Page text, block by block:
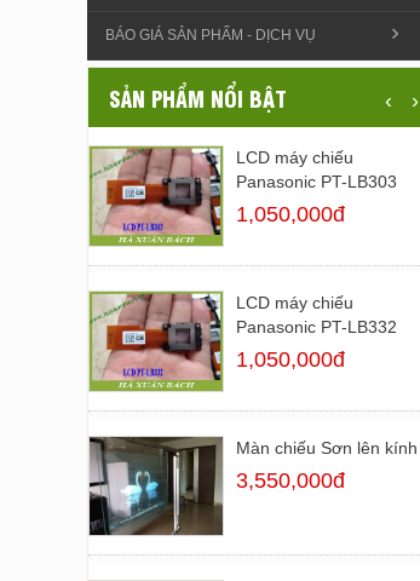
BÁO GIÁ SẢN PHẨM - DỊCH VỤ
SẢN PHẨM NỔI BẬT ‹ ›
LCD máy chiếu
Panasonic PT-LB303
1,050,000đ
LCD máy chiếu
Panasonic PT-LB332
1,050,000đ
Màn chiếu Sơn lên kính
3,550,000đ